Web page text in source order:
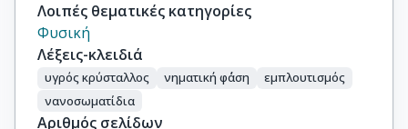
Λοιπές θεματικές κατηγορίες
Φυσική
Λέξεις-κλειδιά
υγρός κρύσταλλος νηματική φ΄άση
εμπλουτισμός
νανοσωματίδια
Αριθμός σελίδων